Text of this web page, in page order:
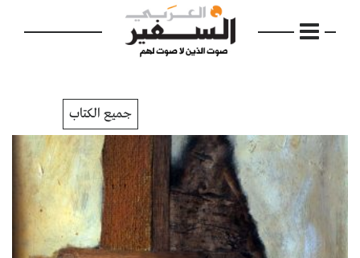
الرئيسية
مواضيع
إفتتاحية
جميع الكتاب